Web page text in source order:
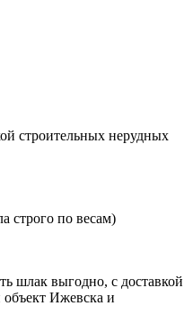
строительных нерудных
строго по весам)
шлак выгодно, с доставкой
Ижевска и